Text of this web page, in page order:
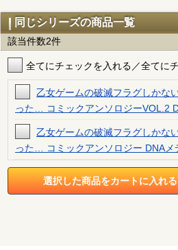
同じシリーズの商品一覧
該当件数2件
全てにチェックを入れる／全てに
乙女ゲームの破滅フラグしかな
った… コミックアンソロジーVOL.2
乙女ゲームの破滅フラグしかな
った… コミックアンソロジー DNAメ